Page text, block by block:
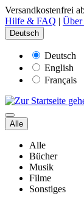
Versandkostenfrei
Hilfe & FAQ | Über
Deutsch
Deutsch
English
Français
Alle
Alle
Bücher
Musik
Filme
Sonstiges